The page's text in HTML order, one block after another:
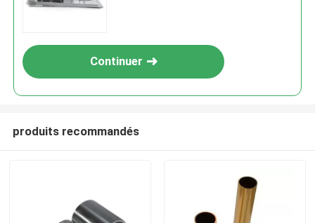
Continuer
produits recommandés